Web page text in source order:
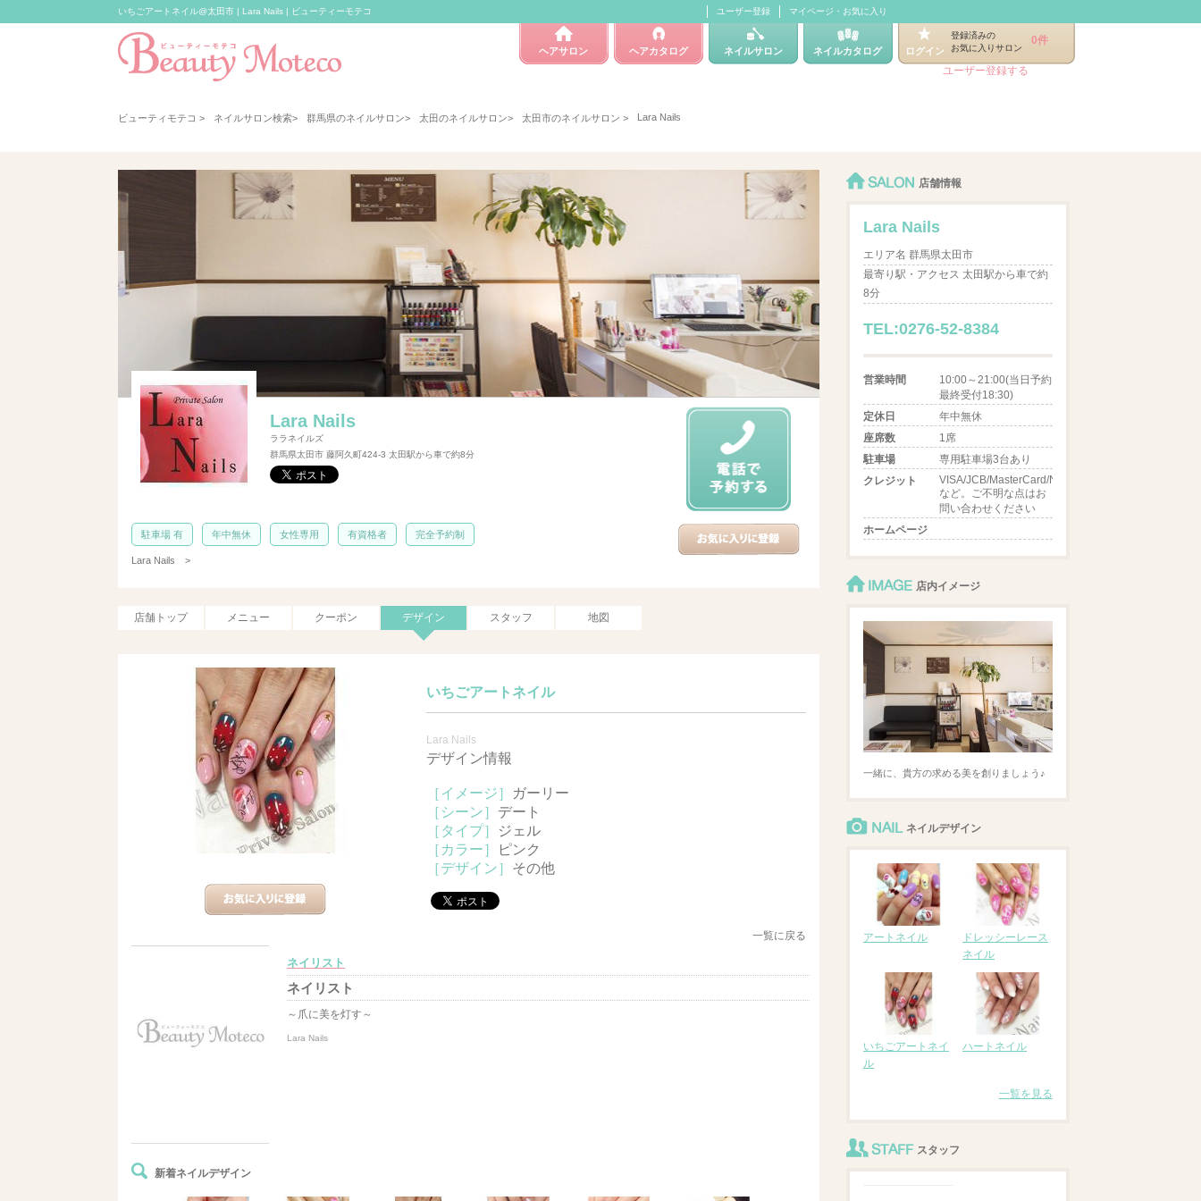
いちごアートネイル@太田市 | Lara Nails | ビューティーモテコ ユーザー登録 マイページ・お気に入り
ヘアサロン ヘアカタログ ネイルサロン ネイルカタログ ログイン
登録済みの
お気に入りサロン
0件
ユーザー登録する
ビューティモテコ > ネイルサロン検索> 群馬県のネイルサロン> 太田のネイルサロン> 太田市のネイルサロン > Lara Nails
Lara Nails
ララネイルズ
群馬県太田市 藤阿久町424-3 太田駅から車で約8分
駐車場 有 年中無休 女性専用 有資格者 完全予約制
Lara Nails >
店舗トップ メニュー クーポン デザイン スタッフ 地図
いちごアートネイル
Lara Nails
デザイン情報
［イメージ］
ガーリー
［シーン］ デート
［タイプ］
ジェル
［カラー］
ピンク
［デザイン］ その他
一覧に戻る
ネイリスト
ネイリスト
～爪に美を灯す～
Lara Nails
新着ネイルデザイン
SALON 店舗情報
Lara Nails
エリア名 群馬県太田市
最寄り駅・アクセス 太田駅から車で約
8分
TEL:0276-52-8384
営業時間
10:00～21:00(当日予約
最終受付18:30)
定休日
年中無休
座席数
1席
駐車場
専用駐車場3台あり
クレジット
VISA/JCB/MasterCard/NICOS
など。ご不明な点はお
問い合わせください
ホームページ
IMAGE 店内イメージ
一緒に、貴方の求める美を創りましょう♪
NAIL ネイルデザイン
アートネイル
ドレッシーレース
ネイル
いちごアートネイ
ル
ハートネイル
一覧を見る
STAFF スタッフ